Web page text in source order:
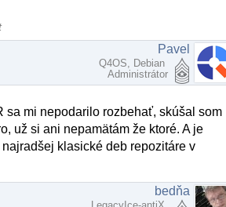
Pavel
Q4OS, Debian
Administrátor
sa mi nepodarilo rozbehať, skúšal som
už si ani nepamätám že ktoré. A je
klasické deb repozitáre v
bedňa